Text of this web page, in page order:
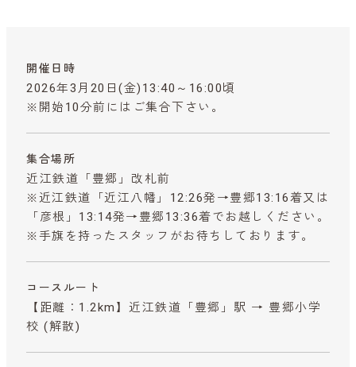
開催日時
2026年3月20日(金)13:40～16:00頃
※開始10分前にはご集合下さい。
集合場所
近江鉄道「豊郷」改札前
※近江鉄道「近江八幡」12:26発→豊郷13:16着又は
「彦根」13:14発→豊郷13:36着でお越しください。
※手旗を持ったスタッフがお待ちしております。
コースルート
【距離：1.2km】近江鉄道「豊郷」駅 → 豊郷小学
校 (解散)